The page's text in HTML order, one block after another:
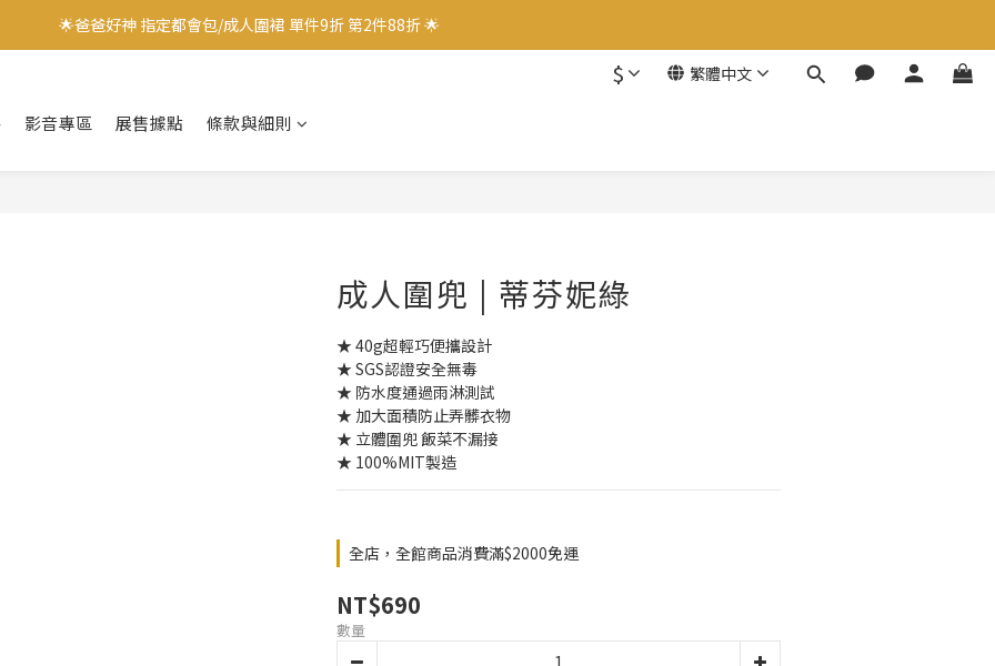
🌟爸爸好神 指定都會包/成人圍裙 單件9折 第2件88折 🌟
🌟爸爸好神 指定都會包/成人圍裙 單件9折 第2件88折 🌟
✨官方LINE好友募集中 送$50購物金✨
$ 繁體中文
影音專區 展售據點 條款與細則
成人圍兜 | 蒂芬妮綠
★ 40g超輕巧便攜設計
★ SGS認證安全無毒
★ 防水度通過雨淋測試
★ 加大面積防止弄髒衣物
★ 立體圍兜 飯菜不漏接
★ 100%MIT製造
全店，全館商品消費滿$2000免運
NT$690
數量